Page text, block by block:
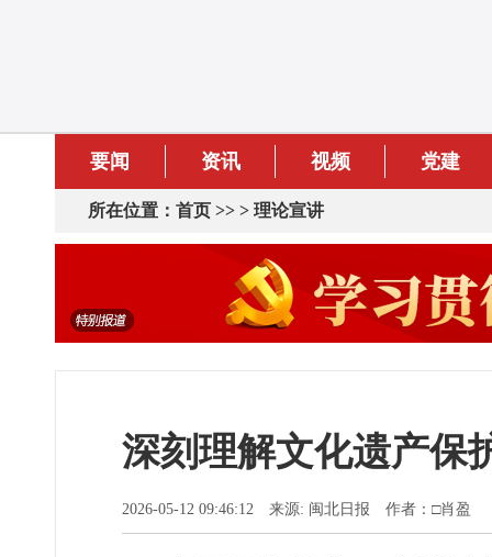
要闻 资讯 视频 党建
所在位置： 首页 >> > 理论宣讲
深刻理解文化遗产保
2026-05-12 09:46:12 来源: 闽北日报 作者：□肖盈